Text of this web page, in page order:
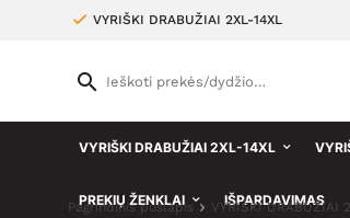
VYRIŠKI DRABUŽIAI 2XL-14XL
VYRIŠKI DRABUŽIAI 2XL-14XL
PREKIŲ ŽENKLAI IŠPARDAVIMAS
Pagrindinis puslapis VYRIŠKI DRABUŽIAI